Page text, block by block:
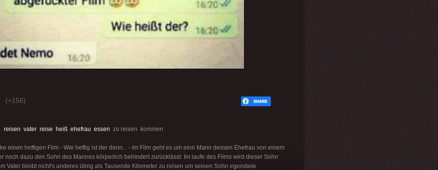
(+156)
reisen vater reise heiß ehefrau essen zu reisen kommen
einen heftigen Film - Wie heftig ist der denn... - Im Film geht es um einn Mann dessen Ehefrau von einem
noch dazu den Sohn des Mannes körperlich behindert zurücklässt. Im laufe des Films wird dieser Sohn
Vater bleibt nicht's anderes übrig als Tausende Kilometer zu reisen um seinen Sohn irgendwie